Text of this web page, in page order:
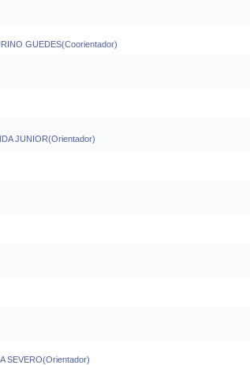
GUEDES(Coorientador)
JUNIOR(Orientador)
SEVERO(Orientador)